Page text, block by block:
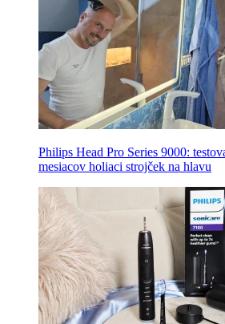
Philips Head Pro Series 9000:
mesiacov holiaci strojček na hlavu